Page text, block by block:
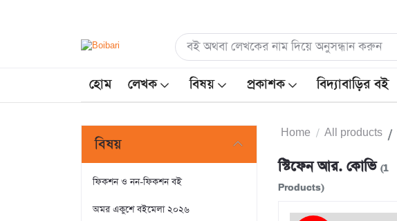
হোম লেখক বিষয় প্রকাশক বিদ্যাবাড়ির বই
বিষয়
ফিকশন ও নন-ফিকশন বই
অমর একুশে বইমেলা ২০২৬
Home All products
স্টিফেন আর. কোভি (1
Products)